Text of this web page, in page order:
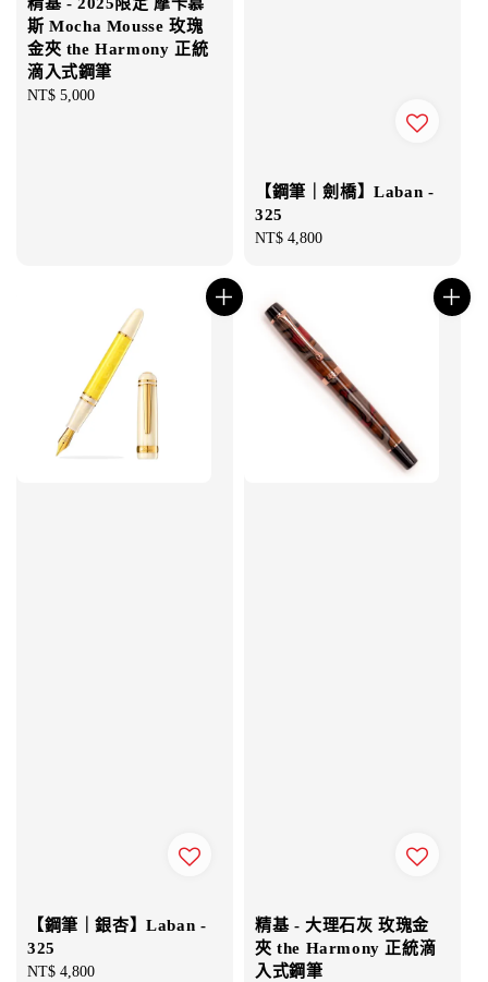
精基 - 2025限定 摩卡慕
斯 Mocha Mousse 玫瑰
金夾 the Harmony 正統
滴入式鋼筆
Regular
NT$ 5,000
【鋼筆｜劍橋】Laban -
325
Regular
NT$ 4,800
【鋼筆｜銀杏】Laban -
325
Regular
NT$ 4,800
精基 - 大理石灰 玫瑰金
夾 the Harmony 正統滴
入式鋼筆